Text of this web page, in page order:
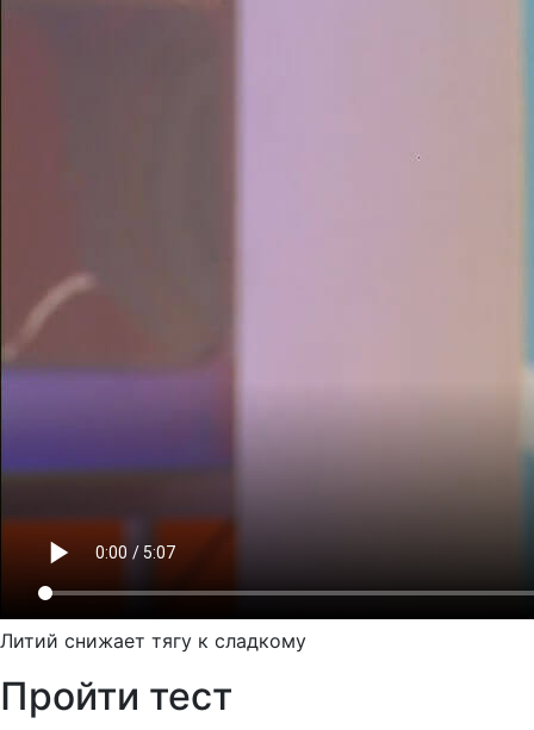
Литий снижает тягу к сладкому
Пройти тест